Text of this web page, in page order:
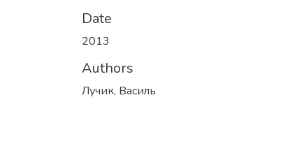
Date
2013
Authors
Лучик, Василь